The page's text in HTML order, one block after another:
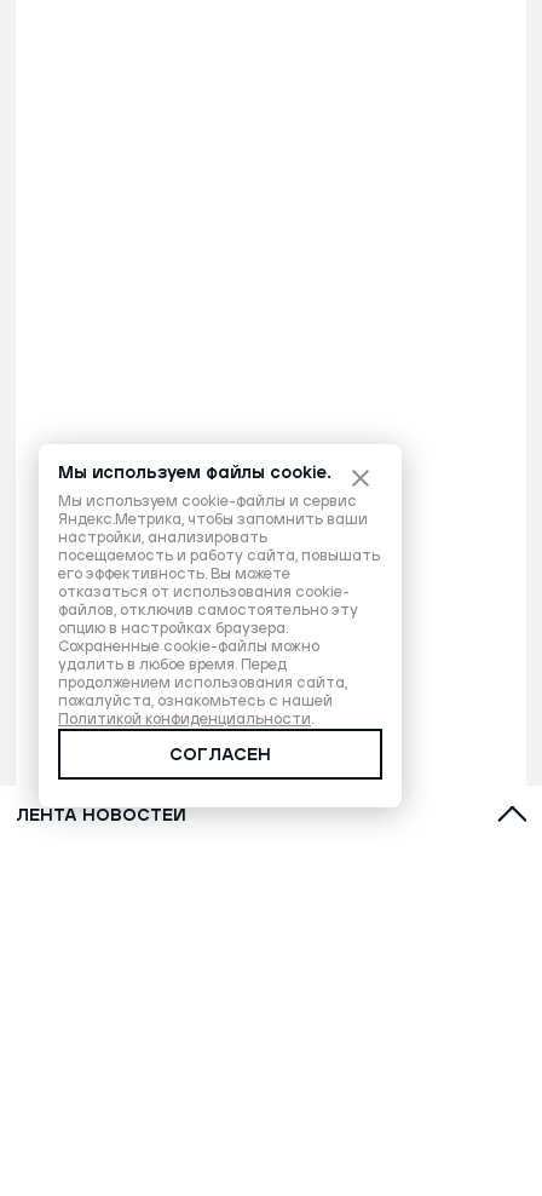
ЛЕНТА НОВОСТЕЙ
Мы используем файлы cookie.
Мы используем cookie-файлы и сервис
Яндекс.Метрика, чтобы запомнить ваши
настройки, анализировать
посещаемость и работу сайта, повышать
его эффективность. Вы можете
отказаться от использования cookie-
файлов, отключив самостоятельно эту
опцию в настройках браузера.
Сохраненные cookie-файлы можно
удалить в любое время. Перед
продолжением использования сайта,
пожалуйста, ознакомьтесь с нашей
Политикой конфиденциальности.
СОГЛАСЕН